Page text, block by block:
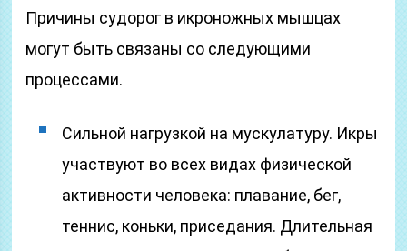
Причины судорог в икроножных мышцах
могут быть связаны со следующими
процессами.
Сильной нагрузкой на мускулатуру. Икры
участвуют во всех видах физической
активности человека: плавание, бег,
теннис, коньки, приседания. Длительная